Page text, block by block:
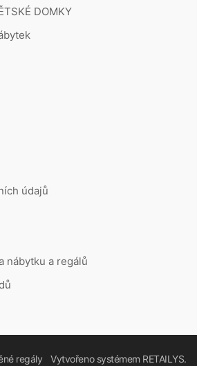
DOMKY
údajů
nábytku a regálů
regály Vytvořeno systémem RETAILYS.